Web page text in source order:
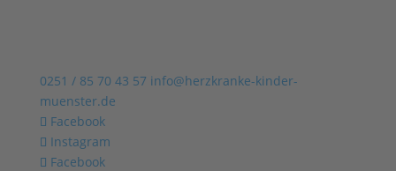
0251 / 85 70 43 57 info@herzkranke-kinder-
muenster.de
Facebook
Instagram
Facebook